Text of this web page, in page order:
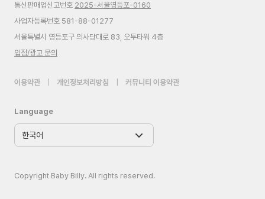
통신판매업신고번호 2025-서울영등포-0160
사업자등록번호 581-88-01277
서울특별시 영등포구 의사당대로 83, 오투타워 4층
입점/광고 문의
이용약관 개인정보처리방침 커뮤니티 이용약관
Language
Copyright Baby Billy. All rights reserved.